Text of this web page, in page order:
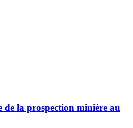
de la prospection minière au